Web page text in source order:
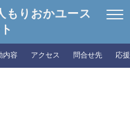
もりおかユース
内容 アクセス 問合せ先 応